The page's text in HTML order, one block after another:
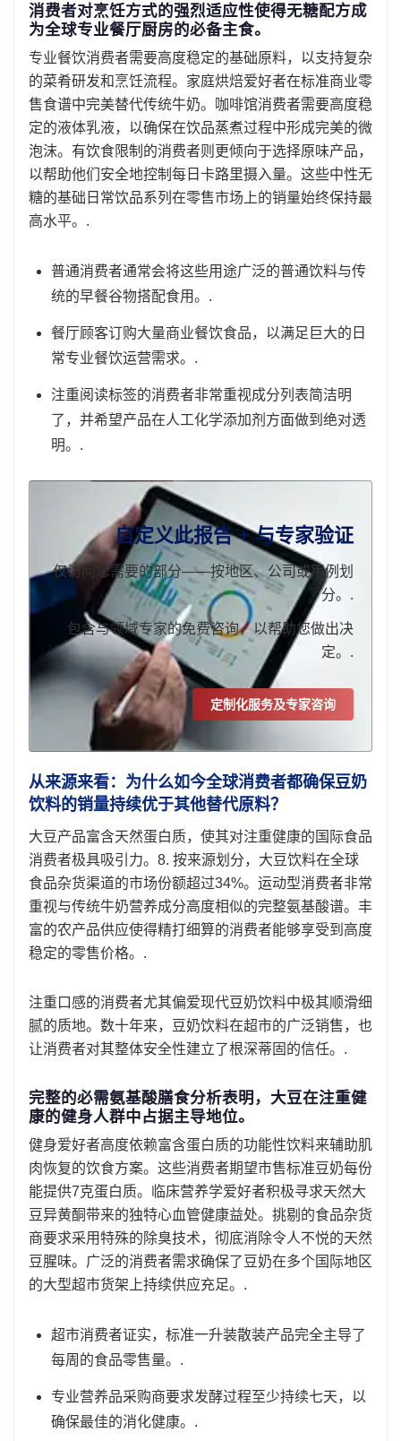
消费者对烹饪方式的强烈适应性使得无糖配方成
为全球专业餐厅厨房的必备主食。
专业餐饮消费者需要高度稳定的基础原料，以支持复杂
的菜肴研发和烹饪流程。家庭烘焙爱好者在标准商业零
售食谱中完美替代传统牛奶。咖啡馆消费者需要高度稳
定的液体乳液，以确保在饮品蒸煮过程中形成完美的微
泡沫。有饮食限制的消费者则更倾向于选择原味产品，
以帮助他们安全地控制每日卡路里摄入量。这些中性无
糖的基础日常饮品系列在零售市场上的销量始终保持最
高水平。.
普通消费者通常会将这些用途广泛的普通饮料与传
统的早餐谷物搭配食用。.
餐厅顾客订购大量商业餐饮食品，以满足巨大的日
常专业餐饮运营需求。.
注重阅读标签的消费者非常重视成分列表简洁明
了，并希望产品在人工化学添加剂方面做到绝对透
明。.
自定义此报告 + 与专家验证
仅访问您需要的部分——按地区、公司或用例划
分。.
包含与领域专家的免费咨询，以帮助您做出决
定。.
定制化服务及专家咨询
从来源来看：为什么如今全球消费者都确保豆奶
饮料的销量持续优于其他替代原料？
大豆产品富含天然蛋白质，使其对注重健康的国际食品
消费者极具吸引力。8. 按来源划分，大豆饮料在全球
食品杂货渠道的市场份额超过34%。运动型消费者非常
重视与传统牛奶营养成分高度相似的完整氨基酸谱。丰
富的农产品供应使得精打细算的消费者能够享受到高度
稳定的零售价格。.
注重口感的消费者尤其偏爱现代豆奶饮料中极其顺滑细
腻的质地。数十年来，豆奶饮料在超市的广泛销售，也
让消费者对其整体安全性建立了根深蒂固的信任。.
完整的必需氨基酸膳食分析表明，大豆在注重健
康的健身人群中占据主导地位。
健身爱好者高度依赖富含蛋白质的功能性饮料来辅助肌
肉恢复的饮食方案。这些消费者期望市售标准豆奶每份
能提供7克蛋白质。临床营养学爱好者积极寻求天然大
豆异黄酮带来的独特心血管健康益处。挑剔的食品杂货
商要求采用特殊的除臭技术，彻底消除令人不悦的天然
豆腥味。广泛的消费者需求确保了豆奶在多个国际地区
的大型超市货架上持续供应充足。.
超市消费者证实，标准一升装散装产品完全主导了
每周的食品零售量。.
专业营养品采购商要求发酵过程至少持续七天，以
确保最佳的消化健康。.